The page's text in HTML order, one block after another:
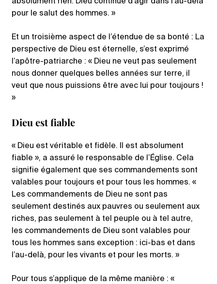
absolument rien. Dieu continue d’agir dans l’au-delà
pour le salut des hommes. »
Et un troisième aspect de l’étendue de sa bonté : La
perspective de Dieu est éternelle, s’est exprimé
l’apôtre-patriarche : « Dieu ne veut pas seulement
nous donner quelques belles années sur terre, il
veut que nous puissions être avec lui pour toujours !
»
Dieu est fiable
« Dieu est véritable et fidèle. Il est absolument
fiable », a assuré le responsable de l’Église. Cela
signifie également que ses commandements sont
valables pour toujours et pour tous les hommes. «
Les commandements de Dieu ne sont pas
seulement destinés aux pauvres ou seulement aux
riches, pas seulement à tel peuple ou à tel autre,
les commandements de Dieu sont valables pour
tous les hommes sans exception : ici-bas et dans
l’au-delà, pour les vivants et pour les morts. »
Pour tous s’applique de la même manière : «